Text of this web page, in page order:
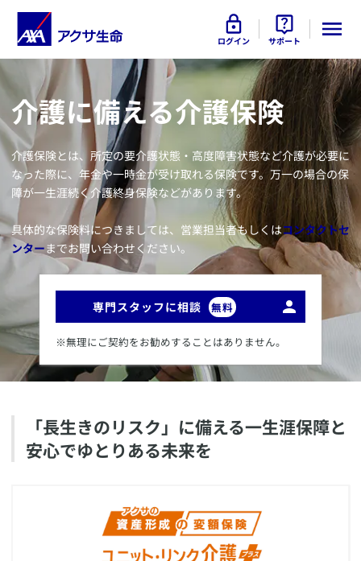
ログイン サポート
​介護に備える介護保険
​介護保険とは、所定の要介護状態・高度障害状態など介護が必要に
なった際に、年金や一時金が受け取れる保険です。万一の場合の保
障が一生涯続く介護終身保険などがあります。
具体的な保険料につきましては、営業担当者もしくはコンタクトセ
ンターまでお問い合わせください。
専門スタッフに相談 無料
※無理にご契約をお勧めすることはありません。
​「長生きのリスク」に備える一生涯保障と
安心でゆとりある未来を